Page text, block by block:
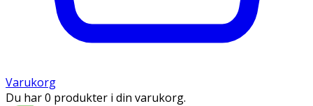
Varukorg
Du har 0 produkter i din varukorg.